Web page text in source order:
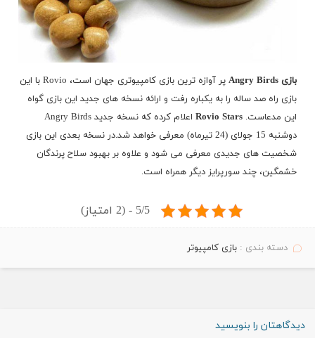
بازی Angry Birds
پر آوازه ترین بازی کامپیوتری جهان است، Rovio با این
بازی راه صد ساله را به یکباره رفت و ارائه نسخه های جدید این بازی گواه
این مدعاست. Rovio Stars
اعلام کرده که نسخه جدید Angry Birds
دوشنبه 15 جولای (24 تیرماه) معرفی خواهد شد.در نسخه بعدی این بازی
شخصیت های جدیدی معرفی می شود و علاوه بر بهبود سلاح پرندگان
خشمگین، چند سورپرایز دیگر همراه است.
5/5 - (2 امتیاز)
دسته بندی :بازی کامپیوتر
دیدگاهتان را بنویسید